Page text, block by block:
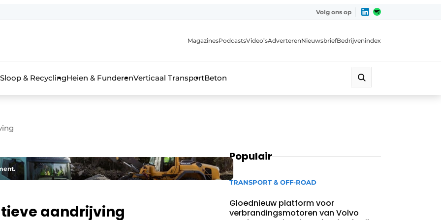
de aanmelding
voor de aanmelding FR
& bouwmachines
Volg ons op
MagazinesPodcastsVideo’sAdverterenNieuwsbriefBedrijvenindex
Sloop & RecyclingHeien & FunderenVerticaal TransportBeton
aandrijving
Populair
TRANSPORT & OFF-ROAD
Gloednieuw platform voor
verbrandingsmotoren van Volvo